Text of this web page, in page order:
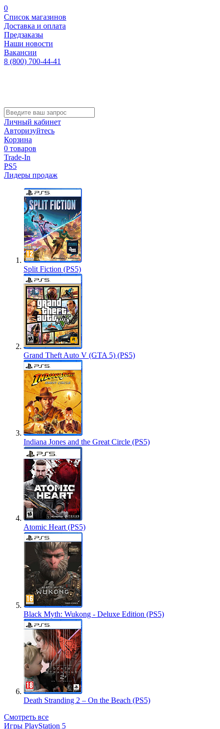
0
Список магазинов
Доставка и оплата
Предзаказы
Наши новости
Вакансии
8 (800) 700-44-41
Личный кабинет
Авторизуйтесь
Корзина
0 товаров
Trade-In
PS5
Лидеры продаж
Split Fiction (PS5)
Grand Theft Auto V (GTA 5) (PS5)
Indiana Jones and the Great Circle (PS5)
Atomic Heart (PS5)
Black Myth: Wukong - Deluxe Edition (PS5)
Death Stranding 2 – On the Beach (PS5)
Смотреть все
Игры PlayStation 5